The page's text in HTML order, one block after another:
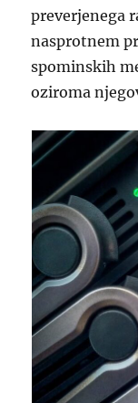
preverjenega
nasprotnem
spominskih
oziroma